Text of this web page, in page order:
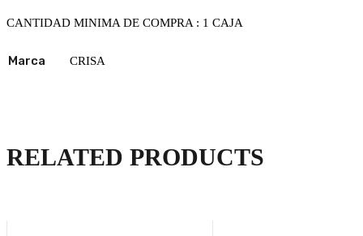
CANTIDAD MINIMA DE COMPRA : 1 CAJA
Marca CRISA
RELATED PRODUCTS